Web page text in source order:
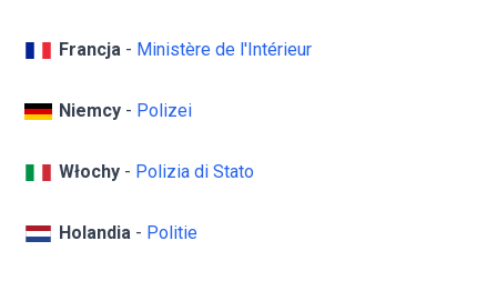
Francja - Ministère de l'Intérieur
Niemcy - Polizei
Włochy - Polizia di Stato
Holandia - Politie